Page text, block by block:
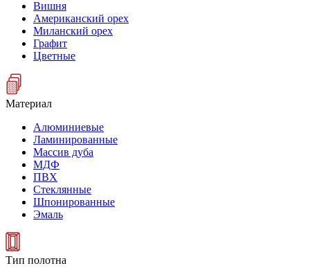
Вишня
Американский орех
Миланский орех
Графит
Цветные
Материал
Алюминиевые
Ламинированные
Массив дуба
МДФ
ПВХ
Стеклянные
Шпонированные
Эмаль
Тип полотна